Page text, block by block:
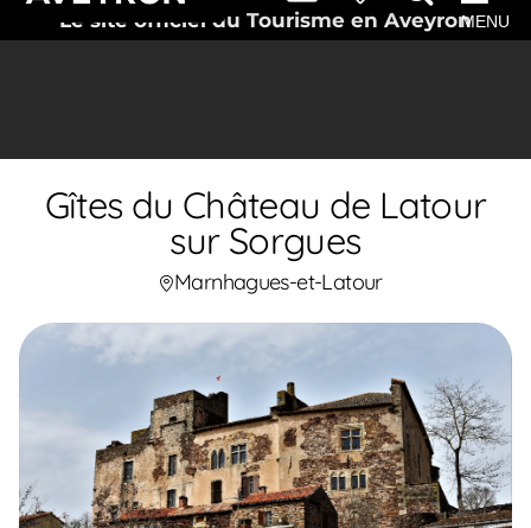
Le site officiel du Tourisme en AveyronMENU
Gîtes du Château de Latour
sur Sorgues
Marnhagues-et-Latour